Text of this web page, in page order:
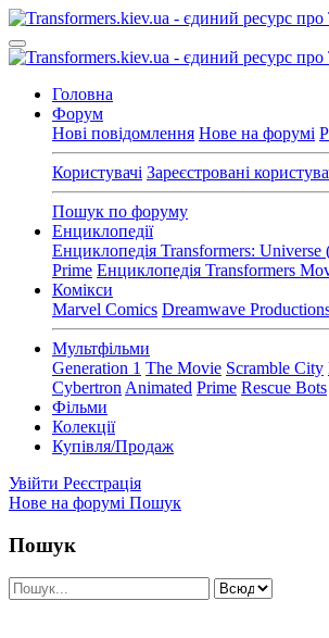
Головна
Форум
Нові повідомлення Нове на форумі
Користувачі Зареєстровані
Пошук по форуму
Енциклопедії
Енциклопедія Transformers: Universe
Prime Енциклопедія Transformers
Комікси
Marvel Comics Dreamwave
Мультфільми
Generation 1 The Movie Scramble City
Cybertron Animated Prime Rescue Bots
Фільми
Колекції
Купівля/Продаж
Увійти Реєстрація
Нове на форумі Пошук
Пошук